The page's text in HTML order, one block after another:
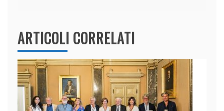
ARTICOLI CORRELATI